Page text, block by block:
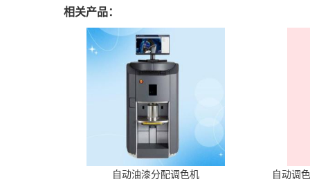
相关产品：
自动油漆分配调色机 自动调